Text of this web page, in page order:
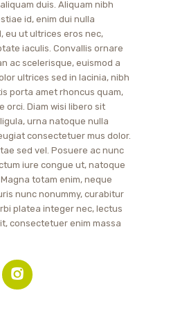
duis. Aliquam nibh
id, enim dui nulla
eu ut ultrices eros nec,
iaculis. Convallis ornare
ac scelerisque, euismod a
ultrices sed in lacinia, nibh
porta amet rhoncus quam,
orci. Diam wisi libero sit
urna natoque nulla
consectetuer mus dolor.
sed vel. Posuere ac nunc
iure congue ut, natoque
totam enim, neque
nunc nonummy, curabitur
platea integer nec, lectus
consectetuer enim massa